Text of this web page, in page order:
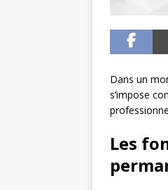
Dans un
s’impose
Les